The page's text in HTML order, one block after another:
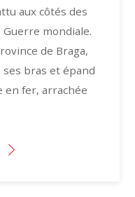
aux côtés des
mondiale.
de Braga,
bras et épand
en fer, arrachée